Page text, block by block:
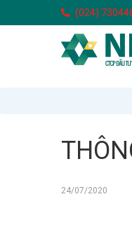
(024)
24/07/2020